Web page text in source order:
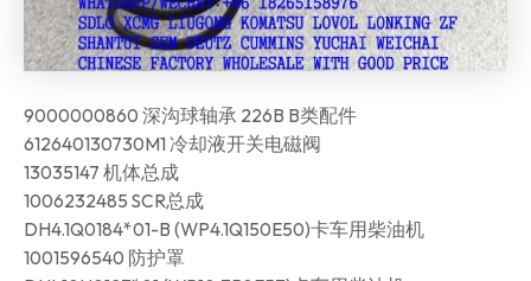
9000000860 深沟球轴承 226B B类配件
612640130730M1 冷却液开关电磁阀
13035147 机体总成
1006232485 SCR总成
DH4.1Q0184*01-B (WP4.1Q150E50)卡车用柴油机
1001596540 防护罩